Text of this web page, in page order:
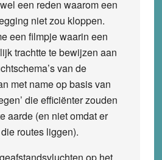
een reden waarom een
niet zou kloppen.
een filmpje waarin een
trachtte te bewijzen aan
van de
met name op basis van
die efficiënter zouden
aarde (en niet omdat er
routes liggen).
op het